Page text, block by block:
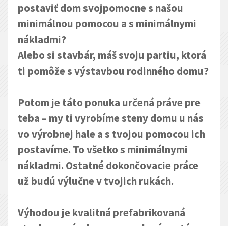
postaviť dom svojpomocne s našou
minimálnou pomocou a s minimálnymi
nákladmi?
Alebo si stavbár, máš svoju partiu, ktorá
ti pomôže s výstavbou rodinného domu?
Potom je táto ponuka určená práve pre
teba – my ti vyrobíme steny domu u nás
vo výrobnej hale a s tvojou pomocou ich
postavíme. To všetko s minimálnymi
nákladmi. Ostatné dokončovacie práce
už budú výlučne v tvojich rukách.
Výhodou je kvalitná prefabrikovaná